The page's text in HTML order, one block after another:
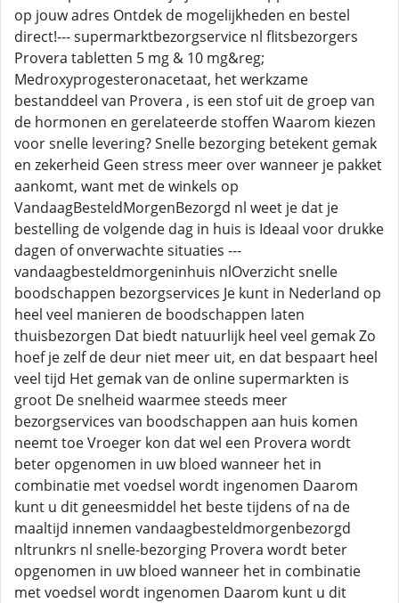
op jouw adres Ontdek de mogelijkheden en bestel
direct!--- supermarktbezorgservice nl flitsbezorgers
Provera tabletten 5 mg & 10 mg&reg;
Medroxyprogesteronacetaat, het werkzame
bestanddeel van Provera , is een stof uit de groep van
de hormonen en gerelateerde stoffen Waarom kiezen
voor snelle levering? Snelle bezorging betekent gemak
en zekerheid Geen stress meer over wanneer je pakket
aankomt, want met de winkels op
VandaagBesteldMorgenBezorgd nl weet je dat je
bestelling de volgende dag in huis is Ideaal voor drukke
dagen of onverwachte situaties ---
vandaagbesteldmorgeninhuis nlOverzicht snelle
boodschappen bezorgservices Je kunt in Nederland op
heel veel manieren de boodschappen laten
thuisbezorgen Dat biedt natuurlijk heel veel gemak Zo
hoef je zelf de deur niet meer uit, en dat bespaart heel
veel tijd Het gemak van de online supermarkten is
groot De snelheid waarmee steeds meer
bezorgservices van boodschappen aan huis komen
neemt toe Vroeger kon dat wel een Provera wordt
beter opgenomen in uw bloed wanneer het in
combinatie met voedsel wordt ingenomen Daarom
kunt u dit geneesmiddel het beste tijdens of na de
maaltijd innemen vandaagbesteldmorgenbezorgd
nltrunkrs nl snelle-bezorging Provera wordt beter
opgenomen in uw bloed wanneer het in combinatie
met voedsel wordt ingenomen Daarom kunt u dit